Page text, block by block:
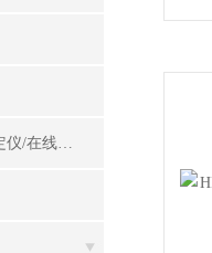
在线PH计/在线ORP测定仪/在线酸碱度计